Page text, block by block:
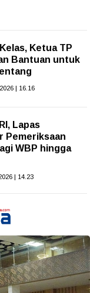
Ketua TP
Bantuan untuk
| 16.16
Lapas
Pemeriksaan
WBP hingga
| 14.23